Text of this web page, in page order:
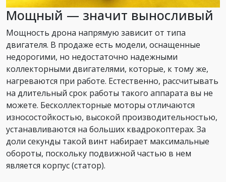
Мощный — значит выносливый
Мощность дрона напрямую зависит от типа
двигателя. В продаже есть модели, оснащенные
недорогими, но недостаточно надежными
коллекторными двигателями, которые, к тому же,
нагреваются при работе. Естественно, рассчитывать
на длительный срок работы такого аппарата вы не
можете. Бесколлекторные моторы отличаются
износостойкостью, высокой производительностью,
устанавливаются на больших квадрокоптерах. За
доли секунды такой винт набирает максимальные
обороты, поскольку подвижной частью в нем
является корпус (статор).